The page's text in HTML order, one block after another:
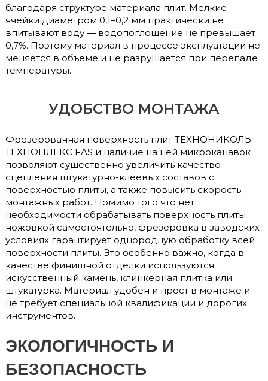
благодаря структуре материала плит. Мелкие
ячейки диаметром 0,1–0,2 мм практически не
впитывают воду — водопоглощение не превышает
0,7%. Поэтому материал в процессе эксплуатации не
меняется в объёме и не разрушается при перепаде
температуры.
УДОБСТВО МОНТАЖА
Фрезерованная поверхность плит ТЕХНОНИКОЛЬ
ТЕХНОПЛЕКС FAS и наличие на ней микроканавок
позволяют существенно увеличить качество
сцепления штукатурно-клеевых составов с
поверхностью плиты, а также повысить скорость
монтажных работ. Помимо того что нет
необходимости обрабатывать поверхность плиты
ножовкой самостоятельно, фрезеровка в заводских
условиях гарантирует однородную обработку всей
поверхности плиты. Это особенно важно, когда в
качестве финишной отделки используются
искусственный камень, клинкерная плитка или
штукатурка. Материал удобен и прост в монтаже и
не требует специальной квалификации и дорогих
инструментов.
ЭКОЛОГИЧНОСТЬ И
БЕЗОПАСНОСТЬ